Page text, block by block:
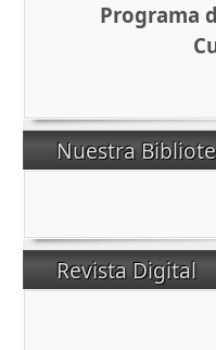
Programa
Nuestra
Revista Digital